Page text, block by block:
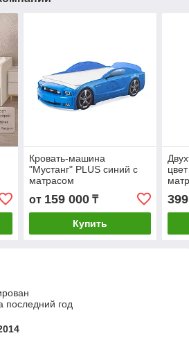
Кровать-машина
"Мустанг" PLUS синий с
матрасом
от 159 000₸
Купить
последний год